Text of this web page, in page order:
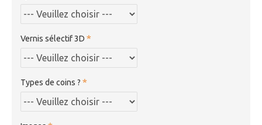
Vernis sélectif 3D
Types de coins ?